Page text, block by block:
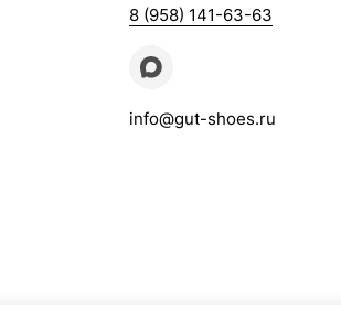
8 (958) 141-63-63
info@gut-shoes.ru